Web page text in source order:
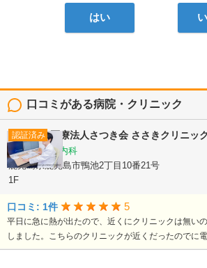
はい
口コミがある病院・クリニック
認証済み 医療法人さつき会 ささきクリニック
内科, 循環器内科
鹿児島県鹿児島市鴨池2丁目10番21号
1F
口コミ: 1件 5
平日に急に熱が出たので、近くにクリニックは無い
しました。こちらのクリニックが近くだったのでに